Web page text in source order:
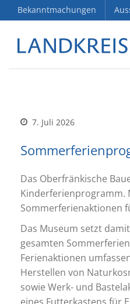
Bekanntmachungen
7. Juli 2026
Das Oberfränkische
Kinderferienprogramm.
Sommerferienaktionen
Das Museum setzt
gesamten
Ferienaktionen
Herstellen von
sowie Werk- und